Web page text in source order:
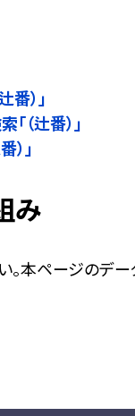
）」
（辻番）」
）」
み
本ページのデ